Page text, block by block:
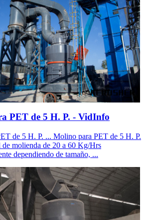
PET de 5 H. P. - VidInfo
de 5 H. P. ... Molino para PET de 5 H. P.
de molienda de 20 a 60 Kg/Hrs
dependiendo de tamaño, ...